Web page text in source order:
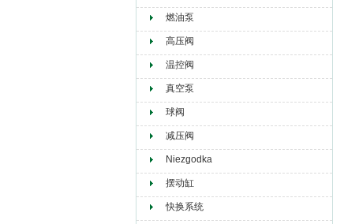
燃油泵
高压阀
温控阀
真空泵
球阀
减压阀
Niezgodka
摆动缸
快换系统